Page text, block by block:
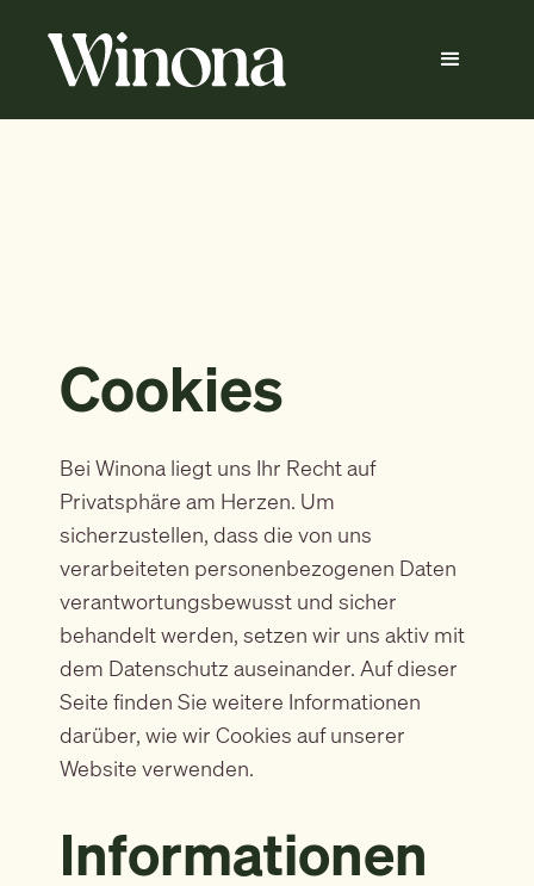
Cookies
Bei Winona liegt uns Ihr Recht auf
Privatsphäre am Herzen. Um
sicherzustellen, dass die von uns
verarbeiteten personenbezogenen Daten
verantwortungsbewusst und sicher
behandelt werden, setzen wir uns aktiv mit
dem Datenschutz auseinander. Auf dieser
Seite finden Sie weitere Informationen
darüber, wie wir Cookies auf unserer
Website verwenden.
Informationen